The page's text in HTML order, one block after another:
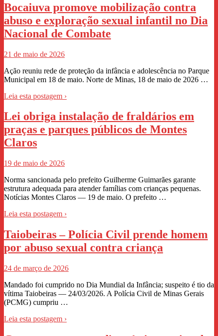
Bocaiuva promove mobilização contra
abuso e exploração sexual infantil no Dia
Nacional de Combate
21 de maio de 2026
Ação reuniu rede de proteção da infância e adolescência no Parque
Municipal em 18 de maio. Norte de Minas, 18 de maio de 2026 …
Leia esta postagem ›
Lei obriga instalação de fraldários em
praças e parques públicos de Montes
Claros
19 de maio de 2026
Norma sancionada pelo prefeito Guilherme Guimarães garante
estrutura adequada para atender famílias com crianças pequenas.
Notícias Montes Claros — 19 de maio. O prefeito …
Leia esta postagem ›
Taiobeiras – Polícia Civil prende homem
por abuso sexual contra criança
24 de março de 2026
Mandado foi cumprido no Dia Mundial da Infância; suspeito é tio da
vítima Taiobeiras — 24/03/2026. A Polícia Civil de Minas Gerais
(PCMG) cumpriu …
Leia esta postagem ›